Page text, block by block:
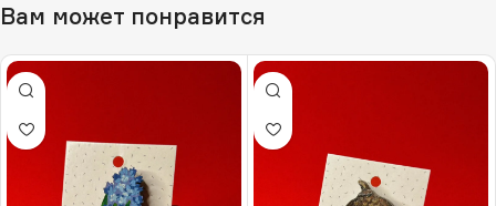
Вам может понравится